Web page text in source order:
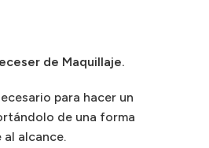
de Maquillaje.
para hacer un
de una forma
alcance.